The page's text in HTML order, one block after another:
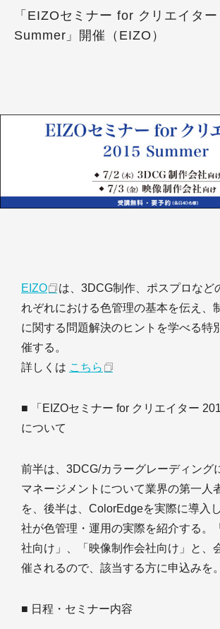
「EIZOセミナー for クリエイタ
Summer」開催（EIZO）
EIZO
は、3DCG制作、ポスプロなど
れぞれにおける色管理の基本を伝え、
に関する問題解決のヒントを学べる特
催する。
詳しくは こちら
■ 「EIZOセミナー for クリエイター
について
前半は、3DCG/カラーグレーディング
マネージメントについて業界の第一人
を、後半は、ColorEdgeを実際に導入
社が色管理・運用の実際を紹介する。
社向け」、「映像制作会社向け」と、
催されるので、該当する方に申込みを。
■ 日程・セミナー内容